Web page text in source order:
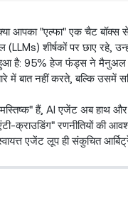
आपका "एल्फा" एक चैट बॉक्स से
शीर्षकों पर छाए रहे,
है: 95% हेज फंड्स ने मैनुअल
में बात नहीं करते, बल्कि उसमें
हैं, AI एजेंट अब हाथ
क्राउडिंग" रणनीतियों
एजेंट लूप ही संकुचित